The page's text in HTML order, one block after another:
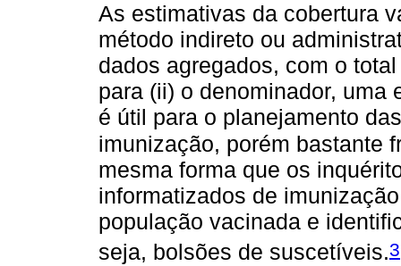
As estimativas da cobertura
método indireto ou
dados agregados, com o
para (ii) o denominador, uma
é útil para o planejamento
imunização, porém bastante
mesma forma que os
informatizados de
população vacinada e
seja, bolsões de suscetíveis.3